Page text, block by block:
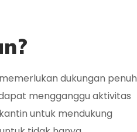
dukungan penuh
mengganggu aktivitas
untuk mendukung